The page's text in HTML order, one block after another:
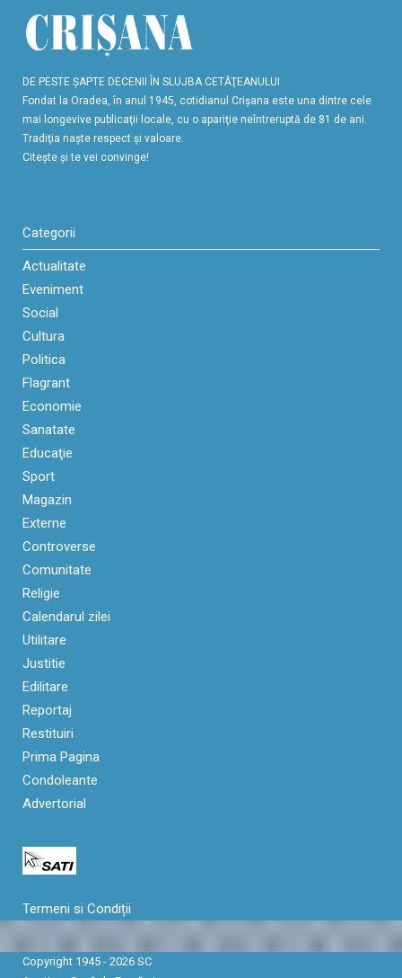
DE PESTE ŞAPTE DECENII ÎN SLUJBA CETĂŢEANULUI
Fondat la Oradea, în anul 1945, cotidianul Crişana este una dintre cele
mai longevive publicaţii locale, cu o apariţie neîntreruptă de 81 de ani.
Tradiţia naşte respect şi valoare.
Citeşte şi te vei convinge!
Categorii
Actualitate
Eveniment
Social
Cultura
Politica
Flagrant
Economie
Sanatate
Educaţie
Sport
Magazin
Externe
Controverse
Comunitate
Religie
Calendarul zilei
Utilitare
Justitie
Edilitare
Reportaj
Restituiri
Prima Pagina
Condoleante
Advertorial
Termeni si Condiții
Copyright 1945 - 2026 SC